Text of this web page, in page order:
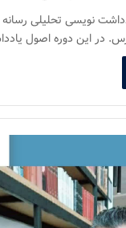
نویسی تحلیلی
در این دوره اصول